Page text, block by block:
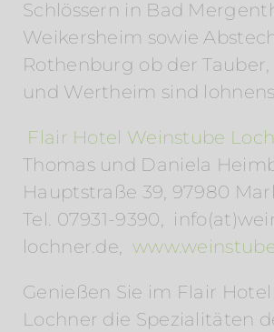
Schlössern in Bad
Weikersheim sowie
Rothenburg ob der
und Wertheim sind
Flair Hotel Weinstube
Thomas und Daniela
Hauptstraße 39, 97980
Tel. 07931-9390,
lochner.de,
Genießen Sie im Flair
Lochner die Spezialitäten